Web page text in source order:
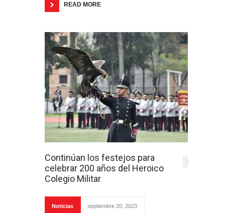
READ MORE
Continúan los festejos para
celebrar 200 años del Heroico
Colegio Militar
0
Noticias septiembre 20, 2023